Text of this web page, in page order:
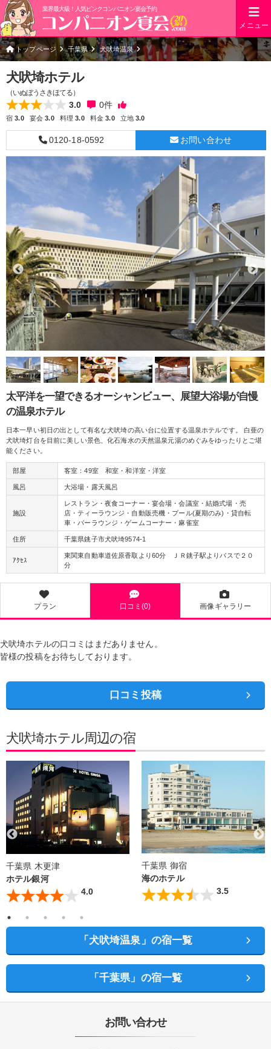
業界最大級！人気ピンクコンパニオン宴会予約
メニュー
トップページ 千葉県 犬吠埼温泉
犬吠埼ホテル
（いぬぼうさきほてる）
3.0 0件
宿3.0 宴会3.0 料理3.0 料金3.0 立地3.0
0120-18-0592 お問い合わせ
太平洋を一望できるオーシャンビュー、展望大浴場が自慢
の温泉ホテル
日本一早い初日の出として有名な犬吠埼の高い台に位置する温泉ホテルです。 白亜の
犬吠埼灯台を目前に美しい景色、化石海水の天然温泉元湯のめぐみをゆったりとご堪
能ください。
部屋 客室：49室 和室・和洋室・洋室
風呂 大浴場・露天風呂
施設
レストラン・夜食コーナー・宴会場・会議室・結婚式場・売
店・ティーラウンジ・自動販売機・プール(夏期のみ)・貸自転
車・バーラウンジ・ゲームコーナー・麻雀室
住所 千葉県銚子市犬吠埼9574-1
ｱｸｾｽ
東関東自動車道佐原香取より60分 ＪＲ銚子駅よりバスで２０
分
プラン 口コミ(0) 画像ギャラリー
犬吠埼ホテルの口コミはまだありません。
皆様の投稿をお待ちしております。
口コミ投稿
犬吠埼ホテル周辺の宿
千葉県 木更津
ホテル銀河
4.0
千葉県 御宿
海のホテル
3.5
「犬吠埼温泉」の宿一覧
「千葉県」の宿一覧
お問い合わせ